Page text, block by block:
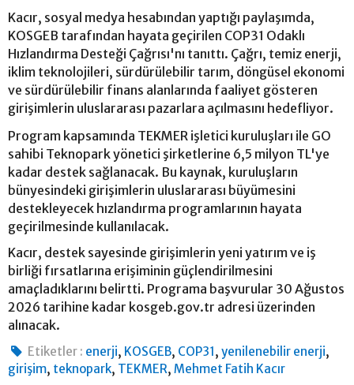
Kacır, sosyal medya hesabından yaptığı paylaşımda,
KOSGEB tarafından hayata geçirilen COP31 Odaklı
Hızlandırma Desteği Çağrısı'nı tanıttı. Çağrı, temiz enerji,
iklim teknolojileri, sürdürülebilir tarım, döngüsel ekonomi
ve sürdürülebilir finans alanlarında faaliyet gösteren
girişimlerin uluslararası pazarlara açılmasını hedefliyor.
Program kapsamında TEKMER işletici kuruluşları ile GO
sahibi Teknopark yönetici şirketlerine 6,5 milyon TL'ye
kadar destek sağlanacak. Bu kaynak, kuruluşların
bünyesindeki girişimlerin uluslararası büyümesini
destekleyecek hızlandırma programlarının hayata
geçirilmesinde kullanılacak.
Kacır, destek sayesinde girişimlerin yeni yatırım ve iş
birliği fırsatlarına erişiminin güçlendirilmesini
amaçladıklarını belirtti. Programa başvurular 30 Ağustos
2026 tarihine kadar kosgeb.gov.tr adresi üzerinden
alınacak.
Etiketler : enerji, KOSGEB, COP31,yenilenebilir enerji,
girişim, teknopark, TEKMER, Mehmet Fatih Kacır